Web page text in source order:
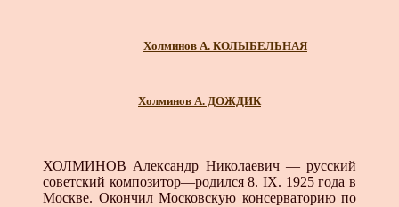
Холминов А. КОЛЫБЕЛЬНАЯ
Холминов А. ДОЖДИК
ХОЛМИНОВ Александр Николаевич — русский
советский композитор—родился 8. IX. 1925 года в
Москве. Окончил Московскую консерваторию по